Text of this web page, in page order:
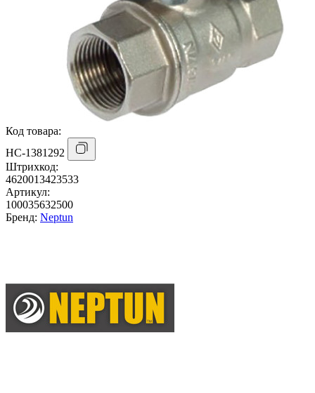
Код товара:
НС-1381292
Штрихкод:
4620013423533
Артикул:
100035632500
Бренд: Neptun